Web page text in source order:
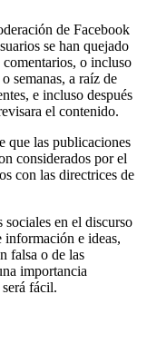
de Facebook
se han quejado
o incluso
semanas, a raíz de
e incluso después
el contenido.
que las publicaciones
considerados por el
con las directrices de
sociales en el discurso
e ideas,
falsa o de las
importancia
fácil.